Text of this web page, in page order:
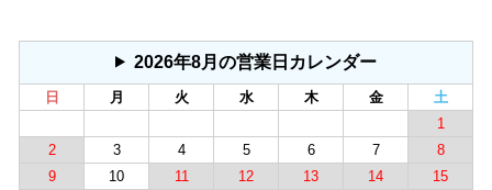
2026年8月の営業日カレンダー
日 月 火 水 木 金
土
1
2
3 4 5 6 7
8
9
10 11 12 13 14
15